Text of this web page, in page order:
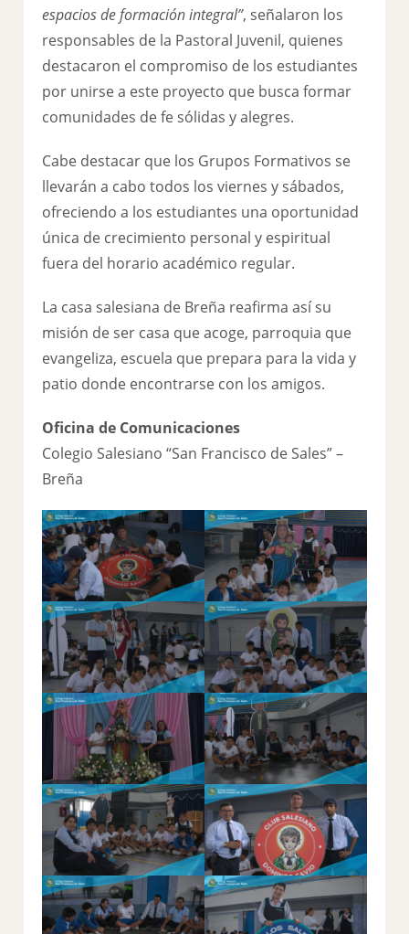
espacios de formación integral”, señalaron los
responsables de la Pastoral Juvenil, quienes
destacaron el compromiso de los estudiantes
por unirse a este proyecto que busca formar
comunidades de fe sólidas y alegres.
Cabe destacar que los Grupos Formativos se
llevarán a cabo todos los viernes y sábados,
ofreciendo a los estudiantes una oportunidad
única de crecimiento personal y espiritual
fuera del horario académico regular.
La casa salesiana de Breña reafirma así su
misión de ser casa que acoge, parroquia que
evangeliza, escuela que prepara para la vida y
patio donde encontrarse con los amigos.
Oficina de Comunicaciones
Colegio Salesiano “San Francisco de Sales” –
Breña